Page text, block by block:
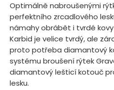
Optimálně nabroušenými
perfektního zrcadlového
námahy obrábět i tvrdé
Karbid je velice tvrdý, ale
proto potřeba diamantový
systému broušení rýtek
diamantový lešticí kotouč
lesku.